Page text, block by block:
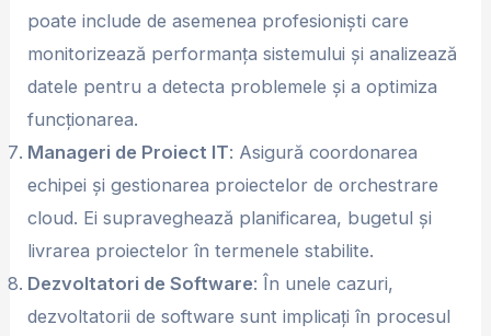
poate include de asemenea profesioniști care
monitorizează performanța sistemului și analizează
datele pentru a detecta problemele și a optimiza
funcționarea.
Manageri de Proiect IT: Asigură coordonarea
echipei și gestionarea proiectelor de orchestrare
cloud. Ei supraveghează planificarea, bugetul și
livrarea proiectelor în termenele stabilite.
Dezvoltatori de Software: În unele cazuri,
dezvoltatorii de software sunt implicați în procesul